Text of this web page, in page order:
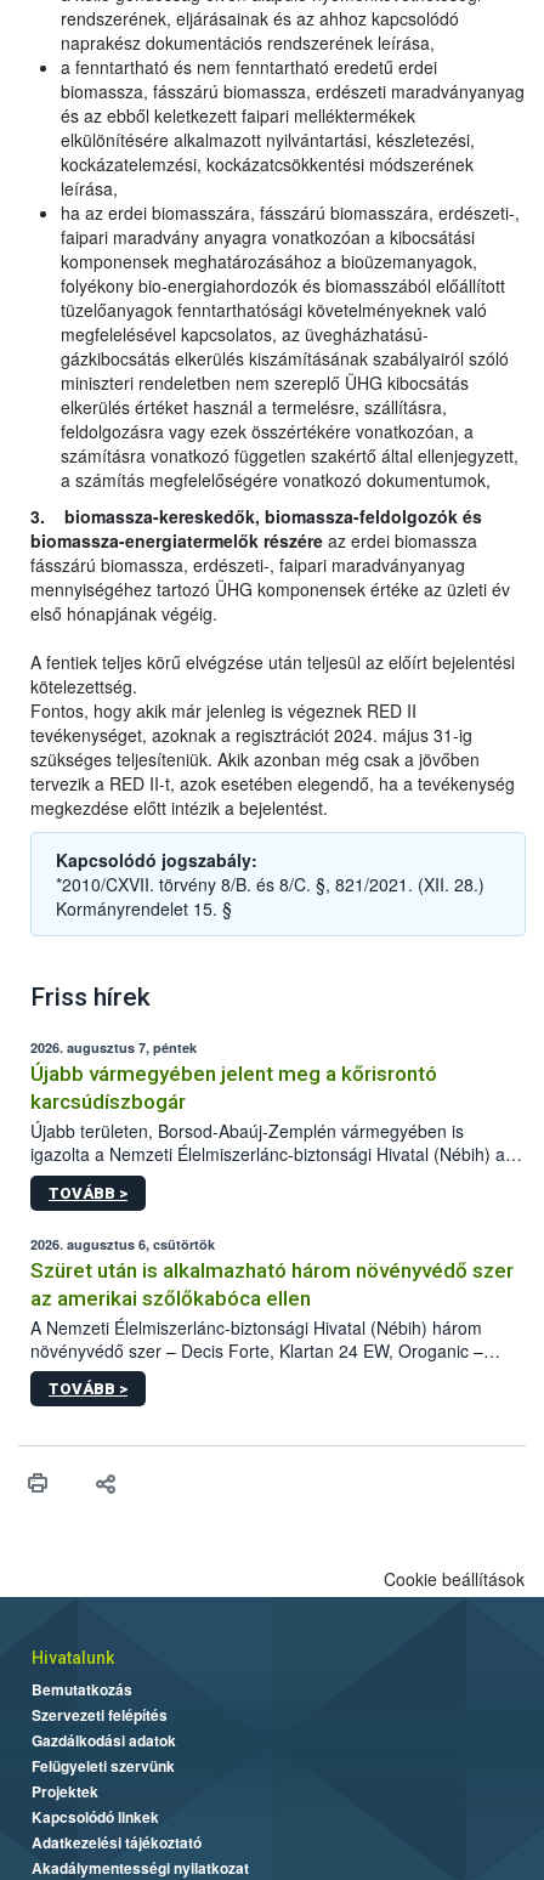
rendszerének, eljárásainak és az ahhoz kapcsolódó
naprakész dokumentációs rendszerének leírása,
a fenntartható és nem fenntartható eredetű erdei
biomassza, fásszárú biomassza, erdészeti maradványanyag
és az ebből keletkezett faipari melléktermékek
elkülönítésére alkalmazott nyilvántartási, készletezési,
kockázatelemzési, kockázatcsökkentési módszerének
leírása,
ha az erdei biomasszára, fásszárú biomasszára, erdészeti-,
faipari maradvány anyagra vonatkozóan a kibocsátási
komponensek meghatározásához a bioüzemanyagok,
folyékony bio-energiahordozók és biomasszából előállított
tüzelőanyagok fenntarthatósági követelményeknek való
megfelelésével kapcsolatos, az üvegházhatású-
gázkibocsátás elkerülés kiszámításának szabályairól szóló
miniszteri rendeletben nem szereplő ÜHG kibocsátás
elkerülés értéket használ a termelésre, szállításra,
feldolgozásra vagy ezek összértékére vonatkozóan, a
számításra vonatkozó független szakértő által ellenjegyzett,
a számítás megfelelőségére vonatkozó dokumentumok,
3. biomassza-kereskedők, biomassza-feldolgozók és
biomassza-energiatermelők részére az erdei biomassza
fásszárú biomassza, erdészeti-, faipari maradványanyag
mennyiségéhez tartozó ÜHG komponensek értéke az üzleti év
első hónapjának végéig.
A fentiek teljes körű elvégzése után teljesül az előírt bejelentési
kötelezettség.
Fontos, hogy akik már jelenleg is végeznek RED II
tevékenységet, azoknak a regisztrációt 2024. május 31-ig
szükséges teljesíteniük. Akik azonban még csak a jövőben
tervezik a RED II-t, azok esetében elegendő, ha a tevékenység
megkezdése előtt intézik a bejelentést.
Kapcsolódó jogszabály:
*2010/CXVII. törvény 8/B. és 8/C. §, 821/2021. (XII. 28.)
Kormányrendelet 15. §
Friss hírek
2026. augusztus 7, péntek
Újabb vármegyében jelent meg a kőrisrontó
karcsúdíszbogár
Újabb területen, Borsod-Abaúj-Zemplén vármegyében is
igazolta a Nemzeti Élelmiszerlánc-biztonsági Hivatal (Nébih) a
kőrisrontó karcsúdíszbogár (Agrilus planipennis) jelenlétét. A
kártevőt nem csak színcsapdában találták meg, de már fertőzött
az intenzív felderítést, emellett az intézkedéseket a szlovák
hatósággal is összehangolják a terjedés megállítása érdekében.
TOVÁBB >
2026. augusztus 6, csütörtök
Szüret után is alkalmazható három növényvédő szer
az amerikai szőlőkabóca ellen
A Nemzeti Élelmiszerlánc-biztonsági Hivatal (Nébih) három
növényvédő szer – Decis Forte, Klartan 24 EW, Oroganic –
engedélyokiratát módosította, így azok a szüretet követően,
egészen a vesszőérettség (BBCH 91) stádiumáig
érésű szőlőkben is legyen lehetőség a károsító elleni további
felhasználók számára is elérhető és ökológiai termesztésben is
TOVÁBB >
Cookie beállítások
Hivatalunk
Bemutatkozás
Szervezeti felépítés
Gazdálkodási adatok
Felügyeleti szervünk
Projektek
Kapcsolódó linkek
Adatkezelési tájékoztató
Akadálymentességi nyilatkozat